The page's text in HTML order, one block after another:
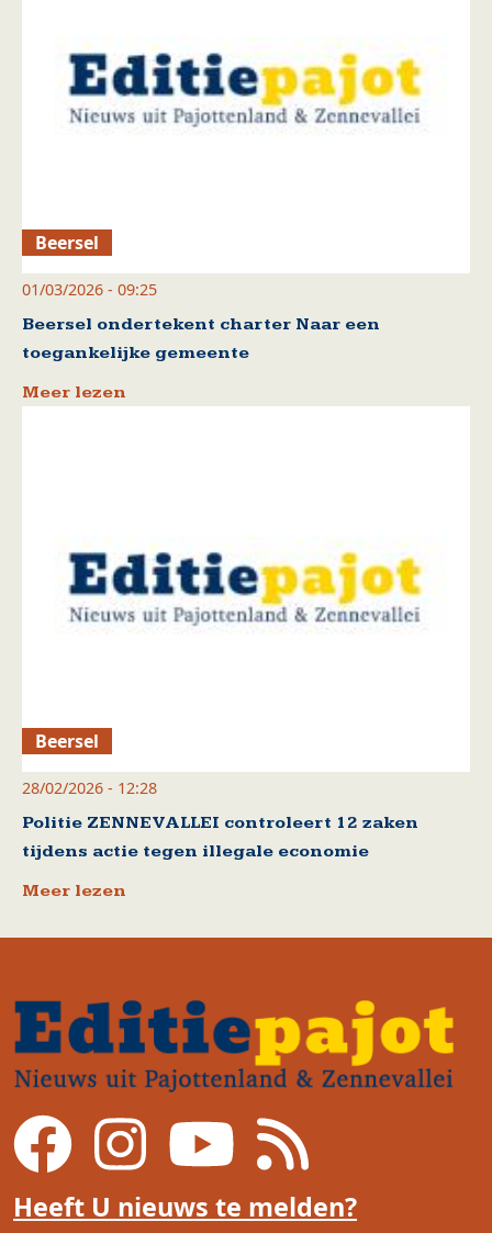
Beersel
01/03/2026 - 09:25
Beersel ondertekent charter Naar een
toegankelijke gemeente
Meer lezen
Beersel
28/02/2026 - 12:28
Politie ZENNEVALLEI controleert 12 zaken
tijdens actie tegen illegale economie
Meer lezen
Heeft U nieuws te melden?